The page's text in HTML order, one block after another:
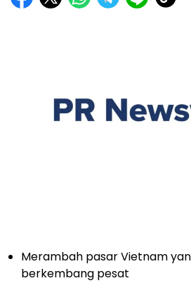
Merambah pasar Vietnam
berkembang pesat